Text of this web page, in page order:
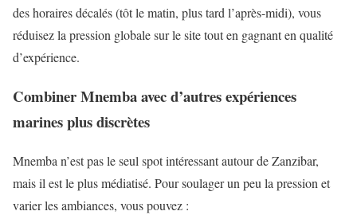
des horaires décalés (tôt le matin, plus tard l’après-midi), vous
réduisez la pression globale sur le site tout en gagnant en qualité
d’expérience.
Combiner Mnemba avec d’autres expériences
marines plus discrètes
Mnemba n’est pas le seul spot intéressant autour de Zanzibar,
mais il est le plus médiatisé. Pour soulager un peu la pression et
varier les ambiances, vous pouvez :